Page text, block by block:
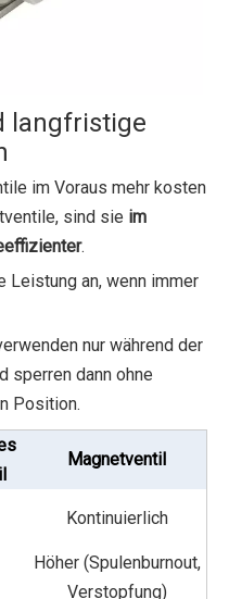
langfristige
im Voraus mehr kosten
sind sie im
.
Leistung an, wenn immer
nur während der
sperren dann ohne
Position.
Magnetventil
Kontinuierlich
Höher (Spulenburnout,
Verstopfung)